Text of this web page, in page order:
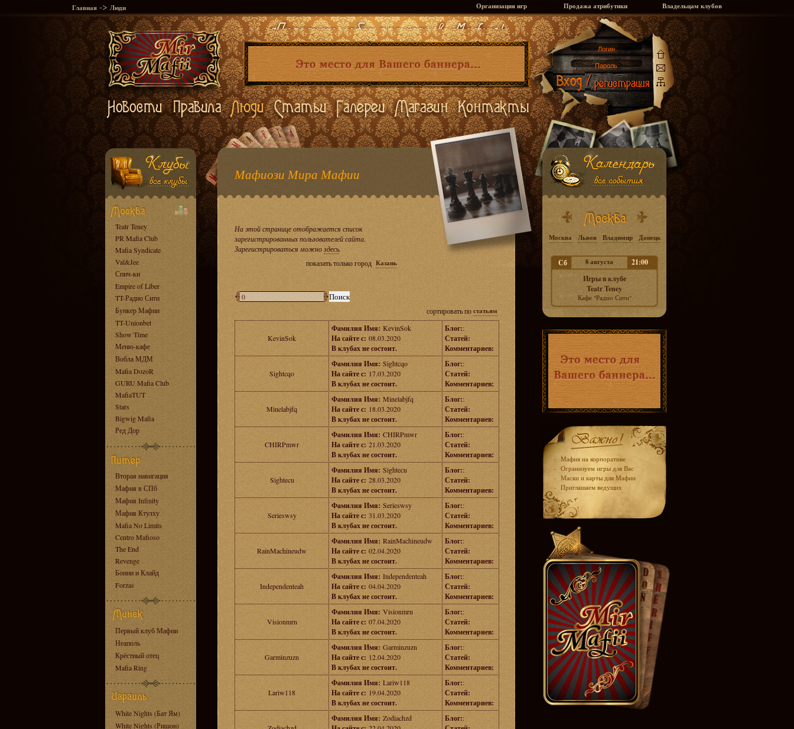
Главная -> Люди Организация игр Продажа атрибутики Владельцам клубов
Teatr Teney
PR Mafia Club
Mafia Syndicate
Val&Jee
Спич-ки
Empire of Liber
TT-Радио Сити
Бункер Мафии
TT-Unionbet
Show Time
Меню-кафе
Вобла МДМ
Mafia DozoR
GURU Mafia Club
MafiaTUT
Stars
Bigwig Mafia
Ред Дор
Вторая навигация
Мафия в СПб
Мафия Infinity
Мафия Ктулху
Mafia No Limits
Centro Mafioso
The End
Revenge
Бонни и Клайд
Forzas
Первый клуб Мафии
Неаполь
Крёстный отец
Mafia Ring
White Nights (Бат Ям)
White Nights (Ришон)
Мафиози Мира Мафии
На этой странице отображается список
зарегистрированных пользователей сайта.
Зарегистрироваться можноздесь.
показать только город Казань
сортировать постатьям
KevinSok
Фамилия Имя: KevinSok
На сайте с: 08.03.2020
В клубах не состоит.
Блог::
Статей:
Комментариев:
Sightcqo
Фамилия Имя: Sightcqo
На сайте с: 17.03.2020
В клубах не состоит.
Блог::
Статей:
Комментариев:
Minelabjfq
Фамилия Имя: Minelabjfq
На сайте с: 18.03.2020
В клубах не состоит.
Блог::
Статей:
Комментариев:
CHIRPmwr
Фамилия Имя: CHIRPmwr
На сайте с: 21.03.2020
В клубах не состоит.
Блог::
Статей:
Комментариев:
Sightecu
Фамилия Имя: Sightecu
На сайте с: 28.03.2020
В клубах не состоит.
Блог::
Статей:
Комментариев:
Serieswsy
Фамилия Имя: Serieswsy
На сайте с: 31.03.2020
В клубах не состоит.
Блог::
Статей:
Комментариев:
RainMachineudw
Фамилия Имя: RainMachineudw
На сайте с: 02.04.2020
В клубах не состоит.
Блог::
Статей:
Комментариев:
Independenteah
Фамилия Имя: Independenteah
На сайте с: 04.04.2020
В клубах не состоит.
Блог::
Статей:
Комментариев:
Visionmrn
Фамилия Имя: Visionmrn
На сайте с: 07.04.2020
В клубах не состоит.
Блог::
Статей:
Комментариев:
Garminzuzn
Фамилия Имя: Garminzuzn
На сайте с: 12.04.2020
В клубах не состоит.
Блог::
Статей:
Комментариев:
Lariw118
Фамилия Имя: Lariw118
На сайте с: 19.04.2020
В клубах не состоит.
Блог::
Статей:
Комментариев:
Фамилия Имя: Zodiachzd Блог::
Москва Львов Владимир Донецк
Сб 8 августа
21:00
Игры в клубе
Teatr Teney
Кафе "Радио Сити"
- Мафия на корпоративе
- Огранизуем игры для Вас
- Маски и карты для Мафии
- Приглашаем ведущих